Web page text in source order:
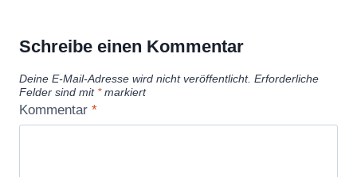
Schreibe einen Kommentar
Deine E-Mail-Adresse wird nicht veröffentlicht. Erforderliche
Felder sind mit *markiert
Kommentar *